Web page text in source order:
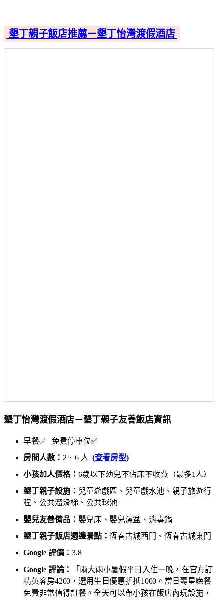
墾丁親子飯店推薦－墾丁怡灣渡假酒店
墾丁怡灣渡假酒店－墾丁親子友善飯店資訊
早餐✅ 免費停車位✅
房間人數： 2 ~ 6 人 (查看房型)
小孩加人價格： 6歲以下幼兒不佔床不收費（最多1人）
墾丁親子設施： 兒童遊戲區、兒童戲水池、親子旅遊行
程、公共溜滑梯、公共球池
嬰兒友善備品： 嬰兒床、嬰兒澡盆、消毒鍋
墾丁親子飯店週邊景點： 恆春古城西門、恆春古城東門
Google 評價： 3.8
Google 評論：
「兩大兩小暑假平日入住一晚，在官方訂
精英客房4200，選用生日優惠折抵1000。當日壽星晚餐
免費非常值得訂餐。全天可以帶小孩在飯店內玩設施，